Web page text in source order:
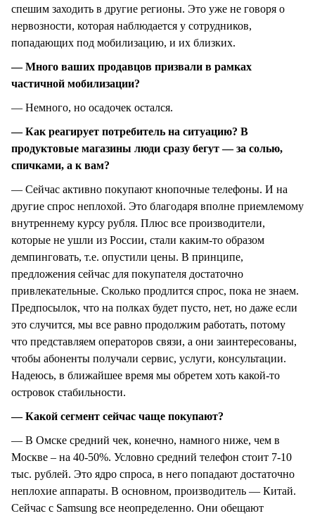
спешим заходить в другие регионы. Это уже не говоря о
нервозности, которая наблюдается у сотрудников,
попадающих под мобилизацию, и их близких.
— Много ваших продавцов призвали в рамках
частичной мобилизации?
— Немного, но осадочек остался.
— Как реагирует потребитель на ситуацию? В
продуктовые магазины люди сразу бегут — за солью,
спичками, а к вам?
— Сейчас активно покупают кнопочные телефоны. И на
другие спрос неплохой. Это благодаря вполне приемлемому
внутреннему курсу рубля. Плюс все производители,
которые не ушли из России, стали каким-то образом
демпинговать, т.е. опустили цены. В принципе,
предложения сейчас для покупателя достаточно
привлекательные. Сколько продлится спрос, пока не знаем.
Предпосылок, что на полках будет пусто, нет, но даже если
это случится, мы все равно продолжим работать, потому
что представляем операторов связи, а они заинтересованы,
чтобы абоненты получали сервис, услуги, консультации.
Надеюсь, в ближайшее время мы обретем хоть какой-то
островок стабильности.
— Какой сегмент сейчас чаще покупают?
— В Омске средний чек, конечно, намного ниже, чем в
Москве – на 40-50%. Условно средний телефон стоит 7-10
тыс. рублей. Это ядро спроса, в него попадают достаточно
неплохие аппараты. В основном, производитель — Китай.
Сейчас с Samsung все неопределенно. Они обещают